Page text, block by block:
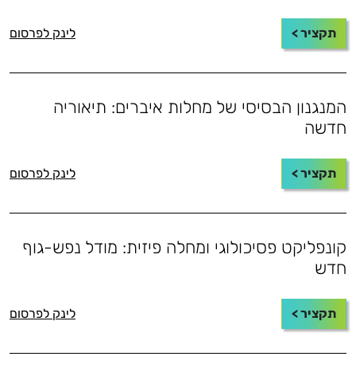
תקציר > לינק לפרסום
המנגנון הבסיסי של מחלות איברים: תיאוריה
חדשה
תקציר > לינק לפרסום
קונפליקט פסיכולוגי ומחלה פיזית: מודל נפש-גוף
חדש
תקציר > לינק לפרסום